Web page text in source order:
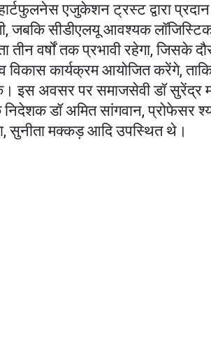
एजुकेशन ट्रस्ट द्वारा
जबकि सीडीएलयू आवश्यक
तीन वर्षों तक प्रभावी रहेगा, जिसके
विकास कार्यक्रम आयोजित करेंगे,
इस अवसर पर समाजसेवी डॉ सुरेंद्र
डॉ अमित सांगवान, प्रोफेसर
सुनीता मक्कड़ आदि उपस्थित थे।